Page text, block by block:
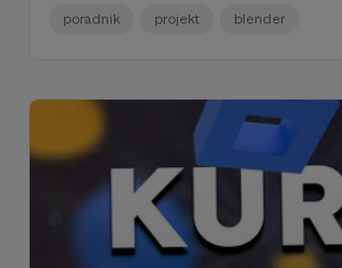
poradnik projekt blender